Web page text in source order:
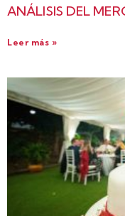
ANÁLISIS DEL
Leer más »